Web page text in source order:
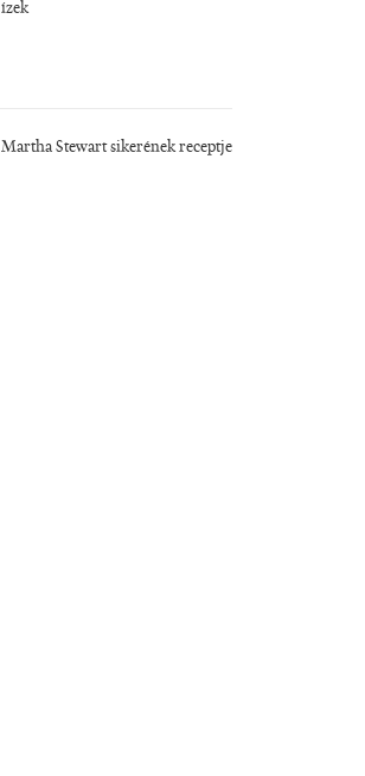
ízek
Martha Stewart sikerének receptje